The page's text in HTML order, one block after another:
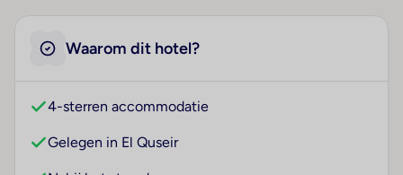
Waarom dit hotel?
4-sterren accommodatie
Gelegen in El Quseir